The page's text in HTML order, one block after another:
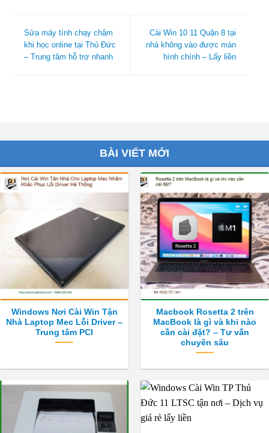
Sửa máy tính chạy chậm
khi học online tại Thủ Đức
– Trung tâm hỗ trợ nhanh
Cài Win 10 11 Quận 8 tại
nhà không vào được màn
hình chính – Lấy liền
BÀI VIẾT MỚI
Windows Nơi Cài Win Tận
Nhà Laptop Mec Lỗi Driver –
Trung tâm PCI
Macbook Rosetta 2 trên
MacBook là gì và khi nào
cần cài đặt? – Tư vấn
chuyên sâu